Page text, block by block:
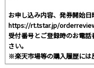
お申し込み内容、発券開始
https://rt.tstar.jp/
受付番号とご登録時のお電
さい。
※楽天市場等の購入履歴には